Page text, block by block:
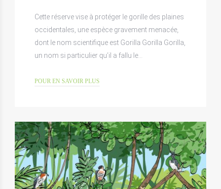
Cette réserve vise à protéger le gorille des plaines
occidentales, une espèce gravement menacée,
dont le nom scientifique est Gorilla Gorilla Gorilla,
un nom si particulier qu’il a fallu le…
POUR EN SAVOIR PLUS